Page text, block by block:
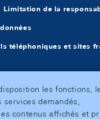
Limitation de la
téléphoniques et sites
les fonctions,
services demandés,
contenus affichés et